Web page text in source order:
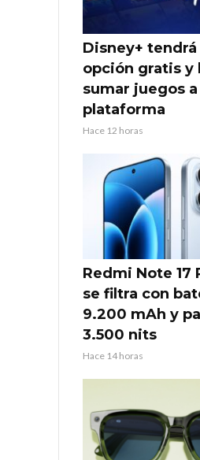
Disney+ tendrá
opción gratis y
sumar juegos a
plataforma
Hace 12 horas
Redmi Note 17
se filtra con
9.200 mAh y
3.500 nits
Hace 14 horas